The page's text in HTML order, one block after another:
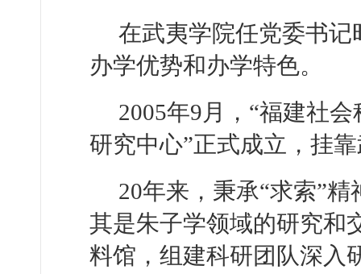
在武夷学院任党委书
办学优势和办学特色。
2005年9月，“福建社
研究中心”正式成立，挂
20年来，秉承“求索”
其是朱子学领域的研究和
料馆，组建科研团队深入